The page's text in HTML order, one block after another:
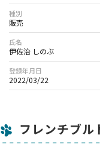
種別
販売
氏名
伊佐治 しのぶ
登録年月日
2022/03/22
フレンチブル